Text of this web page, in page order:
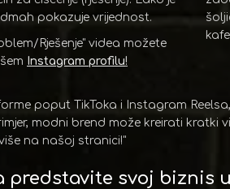
pokazuje vrijednost.
Rješenje" videa možete
Instagram profilu!
poput TikToka i Instagram
modni brend može kreirati
na našoj stranici!"
predstavite svoj biznis